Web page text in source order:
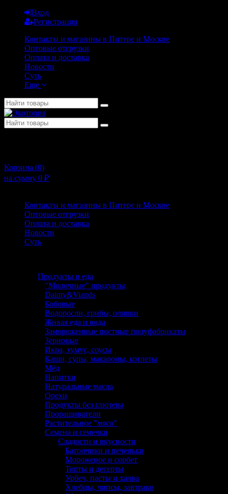
Вход
Регистрация
Контакты и магазины в Питере и Москве
Оптовые отгрузки
Оплата и доставка
Новости
Суть
Еще
Корзина (0)
на сумму 0 ₽
Контакты и магазины в Питере и Москве
Оптовые отгрузки
Оплата и доставка
Новости
Суть
Продукты и еда
"Молочные" продукты
Dainty&Viands
Бобовые
Водоросли, грибы, оливки
Живая еда и вода
Замороженные постные полуфабрикаты
Зерновые
Икра, хумус, соусы
Каши, супы, макароны, котлеты
Мёд
Напитки
Натуральные масла
Орехи
Продукты без глютена
Проращиватели
Растительное "мясо"
Семена и семечки
Сладости и вкусности
Батончики и печеньки
Мороженое и сорбет
Торты и десерты
Урбеч, пасты и халва
Хлебцы, чипсы, завтраки